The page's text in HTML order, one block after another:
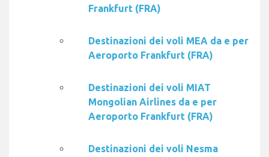
Frankfurt (FRA)
Destinazioni dei voli MEA da e per
Aeroporto Frankfurt (FRA)
Destinazioni dei voli MIAT
Mongolian Airlines da e per
Aeroporto Frankfurt (FRA)
Destinazioni dei voli Nesma